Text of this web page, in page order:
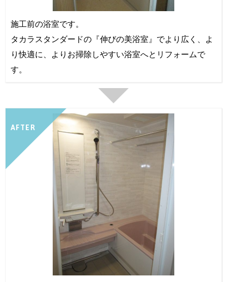
施工前の浴室です。
タカラスタンダードの『伸びの美浴室』でより広く、よ
り快適に、よりお掃除しやすい浴室へとリフォームで
す。
AFTER